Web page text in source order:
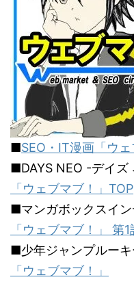
■SEO・IT漫画「ウ
■DAYS NEO -デイズ
「ウェブマブ！」TOP
■マンガボックスイ
「ウェブマブ！」 第1
■少年ジャンプルーキ
「ウェブマブ！」